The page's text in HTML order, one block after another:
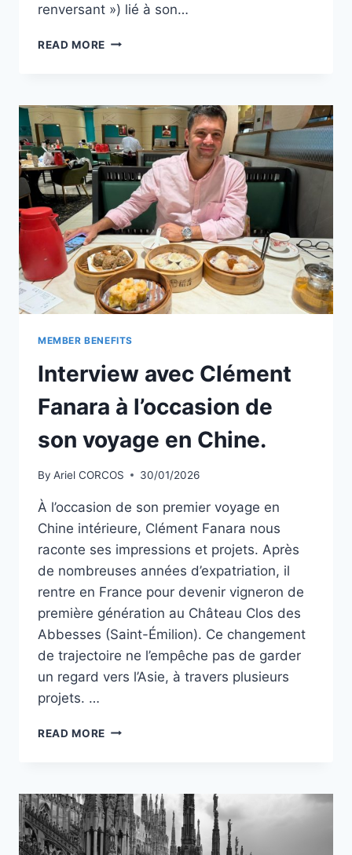
renversant ») lié à son…
READ MORE DE
“QUATRE
Z’HORLOGES”
AU
PHARE
DE
KRIBI :
ESCALE
HORLOGÈRE
MEMBER BENEFITS
Interview avec Clément
Fanara à l’occasion de
son voyage en Chine.
By Ariel CORCOS 30/01/2026
À l’occasion de son premier voyage en
Chine intérieure, Clément Fanara nous
raconte ses impressions et projets. Après
de nombreuses années d’expatriation, il
rentre en France pour devenir vigneron de
première génération au Château Clos des
Abbesses (Saint-Émilion). Ce changement
de trajectoire ne l’empêche pas de garder
un regard vers l’Asie, à travers plusieurs
projets. …
READ MORE INTERVIEW
À
L’OCCASION
DE
SON